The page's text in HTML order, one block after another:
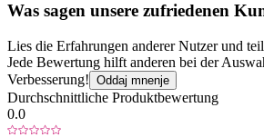
Was sagen unsere zufriedenen
Lies die Erfahrungen anderer Nutzer und
Jede Bewertung hilft anderen bei der
Verbesserung! Oddaj mnenje
Durchschnittliche Produktbewertung
0.0